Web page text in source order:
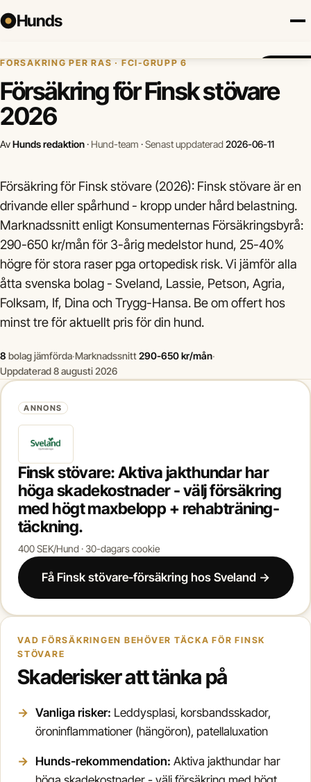
Hunds
Försäkring Hundraser Lokalt Valp
FÖRSÄKRING PER RAS · FCI-GRUPP 6
Försäkring för Finsk stövare
2026
AvHunds redaktion· Hund-team ·Senast uppdaterad 2026-06-11
Försäkring för Finsk stövare (2026): Finsk stövare är en
drivande eller spårhund - kropp under hård belastning.
Marknadssnitt enligt Konsumenternas Försäkringsbyrå:
290-650 kr/mån för 3-årig medelstor hund, 25-40%
högre för stora raser pga ortopedisk risk. Vi jämför alla
åtta svenska bolag - Sveland, Lassie, Petson, Agria,
Folksam, If, Dina och Trygg-Hansa. Be om offert hos
minst tre för aktuellt pris för din hund.
8 bolag jämförda·Marknadssnitt290-650 kr/mån·
Uppdaterad 8 augusti 2026
ANNONS
Finsk stövare: Aktiva jakthundar har
höga skadekostnader - välj försäkring
med högt maxbelopp + rehabträning-
täckning.
400 SEK/Hund · 30-dagars cookie
Få Finsk stövare-försäkring hos Sveland →
VAD FÖRSÄKRINGEN BEHÖVER TÄCKA FÖR FINSK
STÖVARE
Skaderisker att tänka på
Vanliga risker: Leddysplasi, korsbandsskador,
öroninflammationer (hängöron), patellaluxation
Hunds-rekommendation: Aktiva jakthundar har